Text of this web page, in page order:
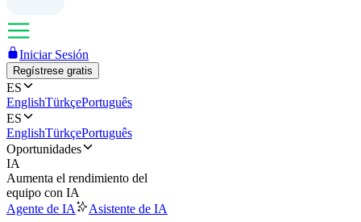
Iniciar Sesión
Regístrese gratis
ES
EnglishTürkçePortuguês
ES
EnglishTürkçePortuguês
Oportunidades
IA
Aumenta el rendimiento del
equipo con IA
Agente de IA
Asistente de IA